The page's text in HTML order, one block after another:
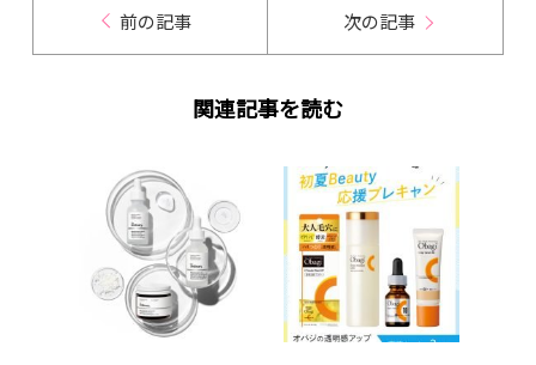
前の記事 次の記事
関連記事を読む